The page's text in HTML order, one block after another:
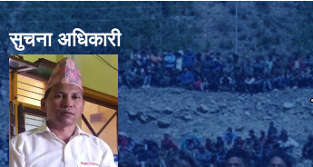
सुचना अधिकारी